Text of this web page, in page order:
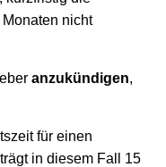
nicht
anzukündigen,
für einen
in diesem Fall 15